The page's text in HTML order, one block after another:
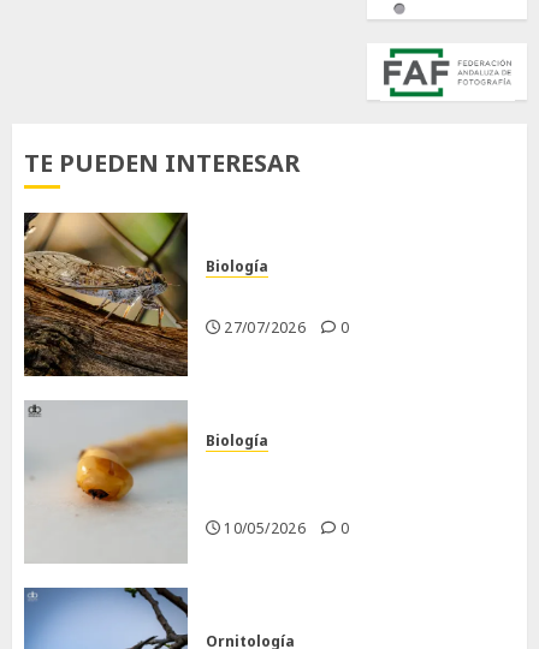
TE PUEDEN INTERESAR
Biología
27/07/2026 0
Biología
10/05/2026 0
Ornitología